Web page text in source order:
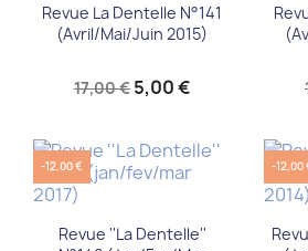
Revue La Dentelle N°141
(Avril/Mai/Juin 2015)
17,00 € 5,00 €
Revue ''La Dentelle''
-12,00 € -12,00